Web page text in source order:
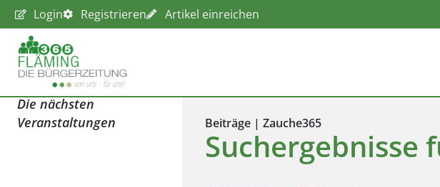
Login Registrieren Artikel einreichen
Die nächsten
Veranstaltungen
Beiträge | Zauche365
Suchergebnisse